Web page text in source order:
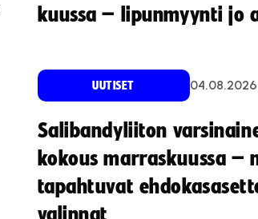
kuussa – lipunmyynti jo
UUTISET 04.08.2026
Salibandyliiton
kokous marraskuussa –
tapahtuvat